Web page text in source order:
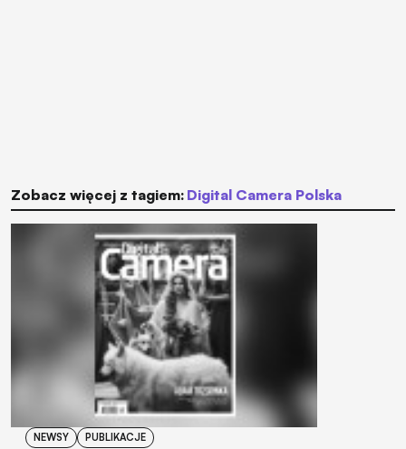
Zobacz więcej z tagiem: Digital Camera Polska
NEWSY PUBLIKACJE